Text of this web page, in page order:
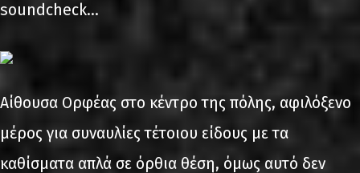
soundcheck…
Αίθουσα Ορφέας στο κέντρο της πόλης, αφιλόξενο
μέρος για συναυλίες τέτοιου είδους με τα
καθίσματα απλά σε όρθια θέση, όμως αυτό δεν